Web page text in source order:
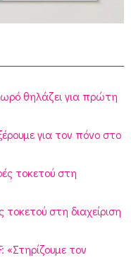
θηλάζει για πρώτη
για τον πόνο στο
τοκετού στη
στη διαχείριση
«Στηρίζουμε τον